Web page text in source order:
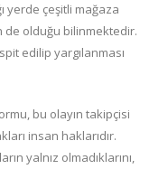
yerde çeşitli mağaza
de olduğu bilinmektedir.
edilip yargılanması
bu olayın takipçisi
insan haklarıdır.
yalnız olmadıklarını,